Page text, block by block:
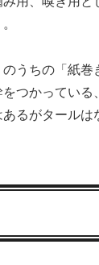
うちの「紙巻
つかっている
るがタールは